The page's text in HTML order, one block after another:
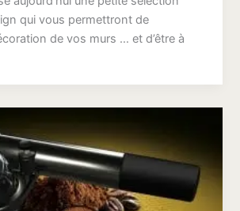
qui vous permettront de
de vos murs … et d’être à